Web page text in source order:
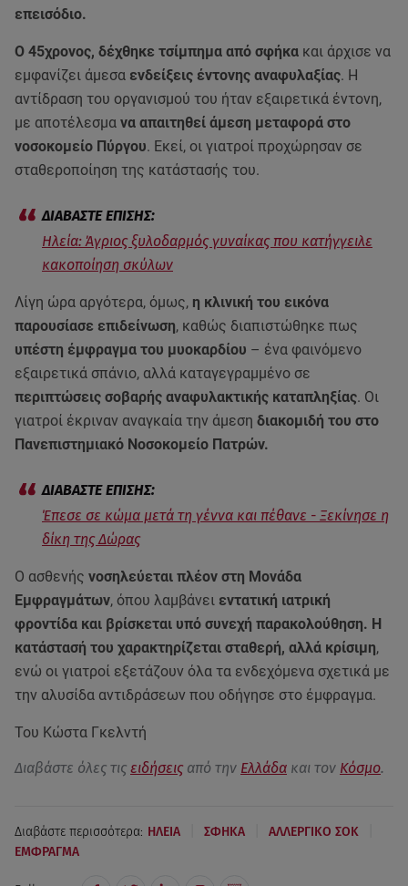
επεισόδιο.
Ο 45χρονος, δέχθηκε τσίμπημα από σφήκα και άρχισε να
εμφανίζει άμεσα ενδείξεις έντονης αναφυλαξίας. Η
αντίδραση του οργανισμού του ήταν εξαιρετικά έντονη,
με αποτέλεσμα να απαιτηθεί άμεση μεταφορά στο
νοσοκομείο Πύργου. Εκεί, οι γιατροί προχώρησαν σε
σταθεροποίηση της κατάστασής του.
Hλεία: Άγριος ξυλοδαρμός γυναίκας που κατήγγειλε
κακοποίηση σκύλων
Λίγη ώρα αργότερα, όμως, η κλινική του εικόνα
παρουσίασε επιδείνωση, καθώς διαπιστώθηκε πως
υπέστη έμφραγμα του μυοκαρδίου – ένα φαινόμενο
εξαιρετικά σπάνιο, αλλά καταγεγραμμένο σε
περιπτώσεις σοβαρής αναφυλακτικής καταπληξίας. Οι
γιατροί έκριναν αναγκαία την άμεση διακομιδή του στο
Πανεπιστημιακό Νοσοκομείο Πατρών.
Έπεσε σε κώμα μετά τη γέννα και πέθανε - Ξεκίνησε η
δίκη της Δώρας
Ο ασθενής νοσηλεύεται πλέον στη Μονάδα
Εμφραγμάτων, όπου λαμβάνει εντατική ιατρική
φροντίδα και βρίσκεται υπό συνεχή παρακολούθηση. Η
κατάστασή του χαρακτηρίζεται σταθερή, αλλά κρίσιμη,
ενώ οι γιατροί εξετάζουν όλα τα ενδεχόμενα σχετικά με
την αλυσίδα αντιδράσεων που οδήγησε στο έμφραγμα.
Του Κώστα Γκελντή
Διαβάστε όλες τις ειδήσεις από την Ελλάδα και τον Κόσμο.
Διαβάστε περισσότερα: ΗΛΕΙΑ ΣΦΗΚΑ ΑΛΛΕΡΓΙΚΟ ΣΟΚ
ΕΜΦΡΑΓΜΑ